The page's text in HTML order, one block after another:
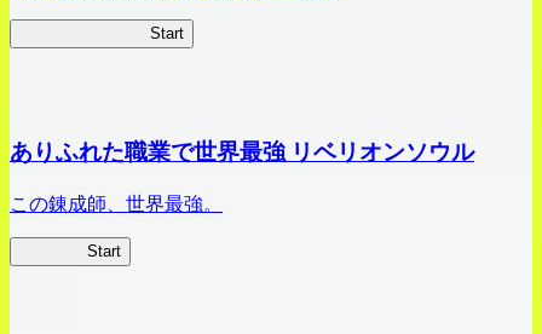
Start
ありふれた職業で世界最強 リベリオンソウル
この錬成師、世界最強。
Start